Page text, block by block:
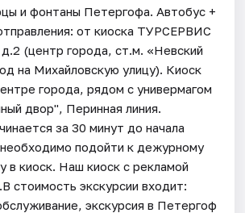
и фонтаны Петергофа. Автобус +
от киоска ТУРСЕРВИС
(центр города, ст.м. «Невский
на Михайловскую улицу). Киоск
города, рядом с универмагом
двор", Перинная линия.
за 30 минут до начала
подойти к дежурному
в киоск. Наш киоск с рекламой
стоимость экскурсии входит:
экскурсия в Петергоф